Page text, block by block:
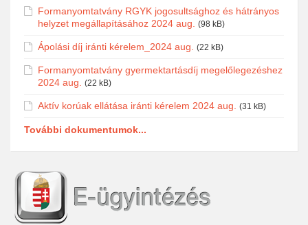
Formanyomtatvány RGYK jogosultsághoz és hátrányos
helyzet megállapításához 2024 aug.
(98 kB)
Ápolási díj iránti kérelem_2024 aug. (22 kB)
Formanyomtatvány gyermektartásdíj megelőlegezéshez
2024 aug.
(22 kB)
Aktív korúak ellátása iránti kérelem 2024 aug. (31 kB)
További dokumentumok...